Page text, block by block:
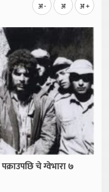
अ - अ अ +
चे ग्वेभारा ७